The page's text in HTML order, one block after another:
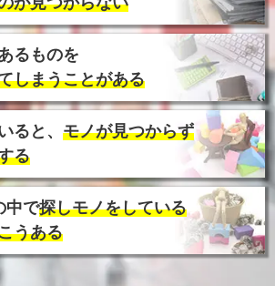
るものを
しまうことがある
ると、モノが見つからず
る
中で探しモノをしている
うある